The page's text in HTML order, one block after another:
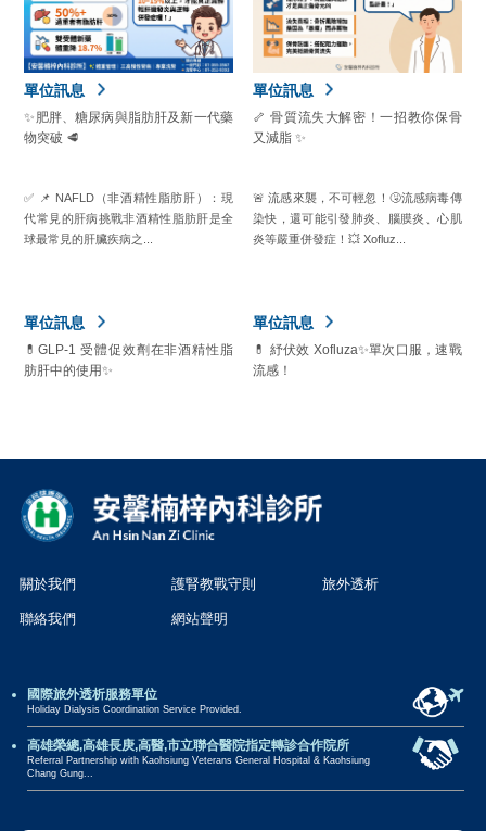
單位訊息
✨肥胖、糖尿病與脂肪肝及新一代藥
物突破 🥩
單位訊息
🦴 骨質流失大解密！一招教你保骨
又減脂 ✨
✅ 📌 NAFLD（非酒精性脂肪肝）：現
代常見的肝病挑戰非酒精性脂肪肝是全
球最常見的肝臟疾病之...
單位訊息
💊GLP-1 受體促效劑在非酒精性脂
肪肝中的使用✨
🚨 流感來襲，不可輕忽！🤧流感病毒傳
染快，還可能引發肺炎、腦膜炎、心肌
炎等嚴重併發症！💥 Xofluz...
單位訊息
💊 紓伏效 Xofluza✨單次口服，速戰
流感！
關於我們 護腎教戰守則 旅外透析
聯絡我們 網站聲明
國際旅外透析服務單位
Holiday Dialysis Coordination Service Provided.
高雄榮總,高雄長庚,高醫,市立聯合醫院指定轉診合作院所
Referral Partnership with Kaohsiung Veterans General Hospital & Kaohsiung
Chang Gung...